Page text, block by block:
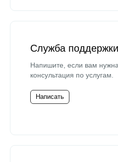
Служба поддержки
Напишите, если вам
консультация по услугам.
Написать